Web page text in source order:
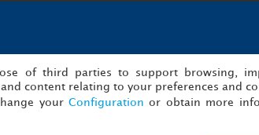
of third parties to support browsing,
content relating to your preferences and
your Configuration or obtain more